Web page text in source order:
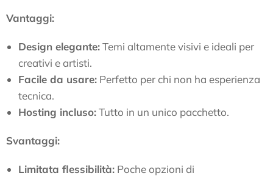
Vantaggi:
Design elegante:Temi altamente visivi e ideali per
creativi e artisti.
Facile da usare: Perfetto per chi non ha esperienza
tecnica.
Hosting incluso:Tutto in un unico pacchetto.
Svantaggi:
Limitata flessibilità: Poche opzioni di